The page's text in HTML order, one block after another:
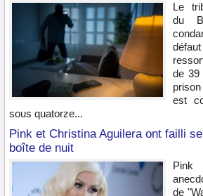
Le
du
de
est
sous quatorze...
Pink et Christina Aguilera ont failli
boîte de nuit
Pink
de